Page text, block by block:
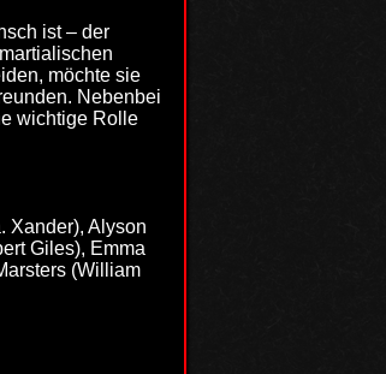
ist – der
möchte sie
Nebenbei
wichtige Rolle
Xander), Alyson
Giles), Emma
(William